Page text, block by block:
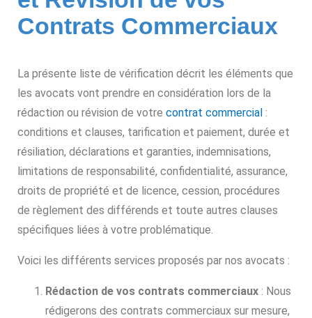
Contrats Commerciaux
La présente liste de vérification décrit les éléments que
les avocats vont prendre en considération lors de la
rédaction ou révision de votre contrat commercial :
conditions et clauses, tarification et paiement, durée et
résiliation, déclarations et garanties, indemnisations,
limitations de responsabilité, confidentialité, assurance,
droits de propriété et de licence, cession, procédures
de règlement des différends et toute autres clauses
spécifiques liées à votre problématique.
Voici les différents services proposés par nos avocats :
Rédaction de vos contrats commerciaux : Nous
rédigerons des contrats commerciaux sur mesure,